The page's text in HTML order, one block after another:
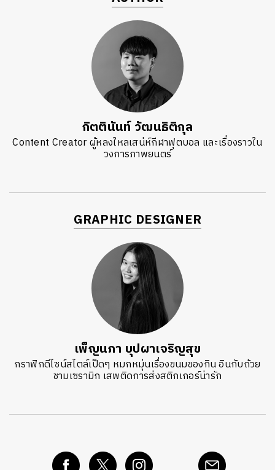
กิตตินันท์ วัฒนธิติกุล
Content Creator ผู้หลงใหลเสน่ห์กีฬาฟุตบอล และเรื่องราวใน
วงการภาพยนตร์
GRAPHIC DESIGNER
เพ็ญนภา บุปผาเจริญสุข
กราฟิกดีไซน์สไตล์เป็ดๆ หมกหมุ่นเรื่องขนมของกิน อินกับถ้วย
ชามเซรามิก เสพติดการส่งสติกเกอร์น่ารัก